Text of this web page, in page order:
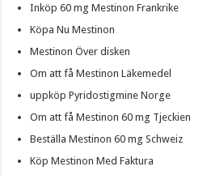
Inköp 60 mg Mestinon Frankrike
Köpa Nu Mestinon
Mestinon Över disken
Om att få Mestinon Läkemedel
uppköp Pyridostigmine Norge
Om att få Mestinon 60 mg Tjeckien
Beställa Mestinon 60 mg Schweiz
Köp Mestinon Med Faktura